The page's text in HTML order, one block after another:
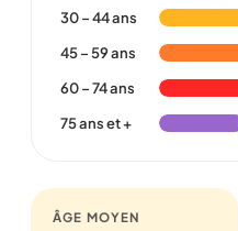
30 – 44 ans
45 – 59 ans
60 – 74 ans
75 ans et +
ÂGE MOYEN